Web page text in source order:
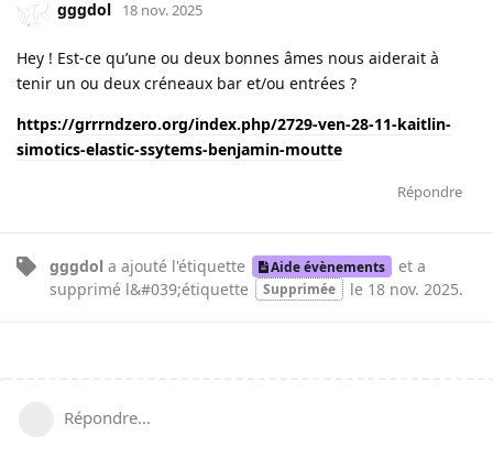
gggdol 18 nov. 2025
Hey ! Est-ce qu’une ou deux bonnes âmes nous aiderait à
tenir un ou deux créneaux bar et/ou entrées ?
https://grrrndzero.org/index.php/2729-ven-28-11-kaitlin-
simotics-elastic-ssytems-benjamin-moutte
Répondre
gggdol a ajouté l'étiquette Aide évènements
et a
supprimé l&#039;étiquette Supprimée le 18 nov. 2025.
Répondre…